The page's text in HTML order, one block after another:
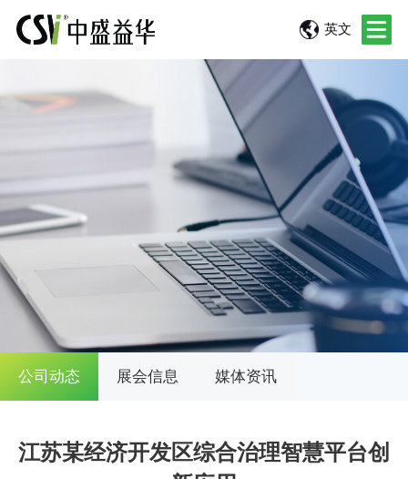
英文
公司动态 展会信息 媒体资讯
江苏某经济开发区综合治理智慧平台创